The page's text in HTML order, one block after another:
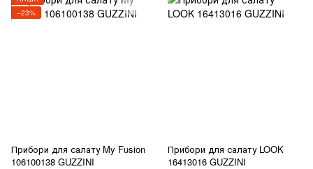
−23%
Прибори для салату My Fusion
106100138 GUZZINI
Прибори для салату LOOK
16413016 GUZZINI